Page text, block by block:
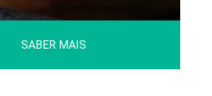
SABER MAIS